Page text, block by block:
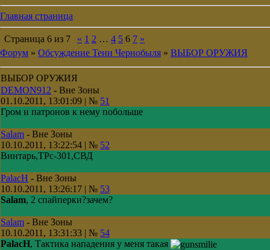
Главная страница
Страница 6 из 7 « 1 2 … 4 5 6 7 »
Форум » Обсуждение Тени Чернобыля » ВЫБОР ОРУЖИЯ
ВЫБОР ОРУЖИЯ
DEMON912 - Вне Зоны
01.10.2011, 13:01:09 | № 51
Гром и патронов к нему побольше
Salam - Вне Зоны
10.10.2011, 13:22:54 | № 52
Винтарь,ТРс-301,СВД
PalacH - Вне Зоны
10.10.2011, 13:26:17 | № 53
Salam, 2 спайперки?зачем?
Salam - Вне Зоны
10.10.2011, 13:31:33 | № 54
PalacH, Тактика нападения у меня такая